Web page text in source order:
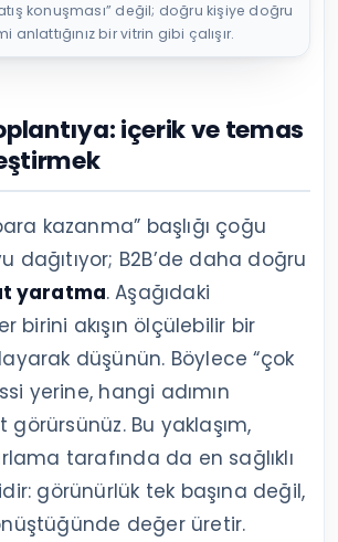
konuşması” değil; doğru kişiye doğru
anlattığınız bir vitrin gibi çalışır.
içerik ve temas
kazanma” başlığı çoğu
dağıtıyor; B2B’de daha doğru
yaratma. Aşağıdaki
birini akışın ölçülebilir bir
düşünün. Böylece “çok
yerine, hangi adımın
Bu yaklaşım,
tarafında da en sağlıklı
görünürlük tek başına değil,
değer üretir.